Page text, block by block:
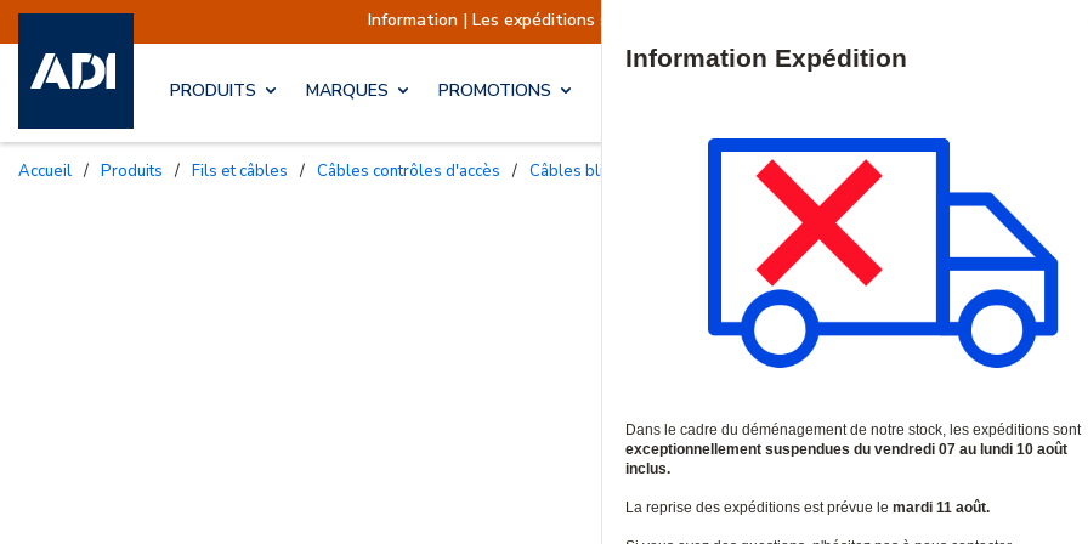
Information | Les expéditions sont actuellement suspendues Reprise
PRODUITS MARQUES PROMOTIONS
Accueil / Produits / Fils et câbles / Câbles contrôles d'accès / Câbles blindés